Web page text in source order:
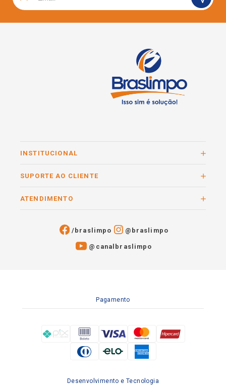
INSTITUCIONAL
SUPORTE AO CLIENTE
ATENDIMENTO
/braslimpo @braslimpo
@canalbraslimpo​
Pagamento
Desenvolvimento e Tecnologia